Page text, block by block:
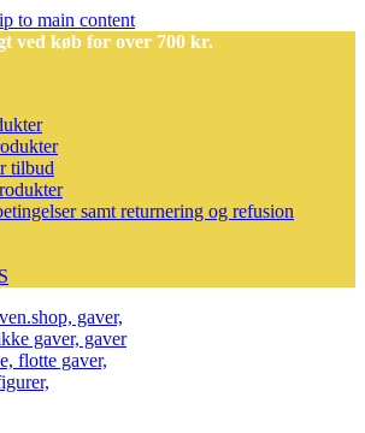
to main content
ved køb for over 700 kr.
tilbud
samt returnering og refusion